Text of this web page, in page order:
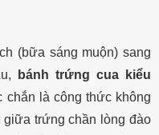
(bữa sáng muộn) sang
bánh trứng cua kiểu
chắn là công thức không
trứng chần lòng đào